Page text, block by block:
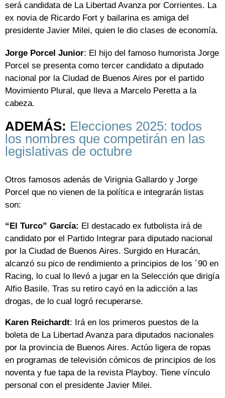
será candidata de La Libertad Avanza por Corrientes. La
ex novia de Ricardo Fort y bailarina es amiga del
presidente Javier Milei, quien le dio clases de economía.
Jorge Porcel Junior: El hijo del famoso humorista Jorge
Porcel se presenta como tercer candidato a diputado
nacional por la Ciudad de Buenos Aires por el partido
Movimiento Plural, que lleva a Marcelo Peretta a la
cabeza.
ADEMÁS: Elecciones 2025: todos
los nombres que competirán en las
legislativas de octubre
Otros famosos adenás de Virignia Gallardo y Jorge
Porcel que no vienen de la política e integrarán listas
son:
“El Turco” García: El destacado ex futbolista irá de
candidato por el Partido Integrar para diputado nacional
por la Ciudad de Buenos Aires. Surgido en Huracán,
alcanzó su pico de rendimiento a principios de los ´90 en
Racing, lo cual lo llevó a jugar en la Selección que dirigía
Alfio Basile. Tras su retiro cayó en la adicción a las
drogas, de lo cual logró recuperarse.
Karen Reichardt: Irá en los primeros puestos de la
boleta de La Libertad Avanza para diputados nacionales
por la provincia de Buenos Aires. Actúo ligera de ropas
en programas de televisión cómicos de principios de los
noventa y fue tapa de la revista Playboy. Tiene vínculo
personal con el presidente Javier Milei.